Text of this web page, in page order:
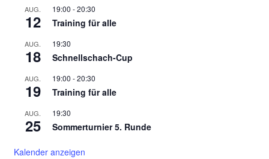
AUG.
12
19:00 -20:30
Training für alle
AUG.
18
19:30
Schnellschach-Cup
AUG.
19
19:00 -20:30
Training für alle
AUG.
25
19:30
Sommerturnier 5. Runde
Kalender anzeigen